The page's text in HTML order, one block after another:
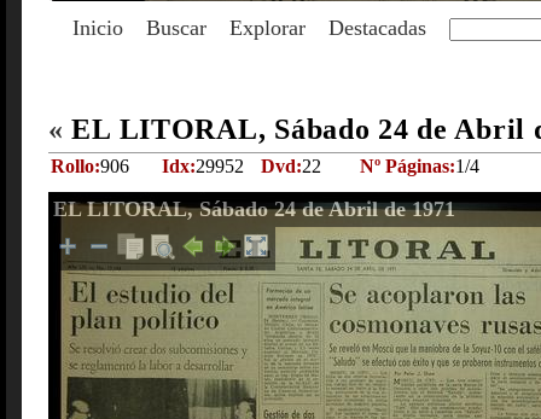
Inicio Buscar Explorar Destacadas
« EL LITORAL, Sábado 24 de Abril
Rollo:906 Idx:29952 Dvd:22 Nº Páginas:1/4
EL LITORAL, Sábado 24 de Abril de 1971